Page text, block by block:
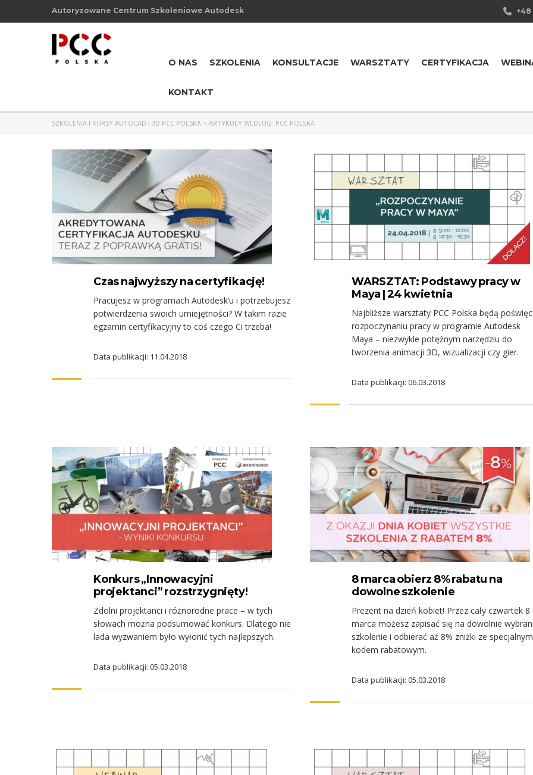
Autoryzowane Centrum Szkoleniowe Autodesk +48
O NAS SZKOLENIA KONSULTACJE WARSZTATY CERTYFIKACJA
KONTAKT
SZKOLENIA I KURSY AUTOCAD I 3D PCC POLSKA > ARTYKUŁY WEDŁUG: PCC POLSKA
Czas najwyższy na certyfikację!
Pracujesz w programach Autodesk’u i potrzebujesz
potwierdzenia swoich umiejętności? W takim razie
egzamin certyfikacyjny to coś czego Ci trzeba!
Data publikacji: 11.04.2018
WARSZTAT: Podstawy pracy w
Maya | 24 kwietnia
Najbliższe warsztaty PCC Polska będą
rozpoczynaniu pracy w programie Autodesk
Maya – niezwykle potężnym narzędziu do
tworzenia animacji 3D, wizualizacji czy gier.
Data publikacji: 06.03.2018
Konkurs „Innowacyjni
projektanci” rozstrzygnięty!
Zdolni projektanci i różnorodne prace – w tych
słowach można podsumować konkurs. Dlatego nie
lada wyzwaniem było wyłonić tych najlepszych.
Data publikacji: 05.03.2018
8 marca obierz 8% rabatu na
dowolne szkolenie
Prezent na dzień kobiet! Przez cały czwartek 8
marca możesz zapisać się na dowolnie
szkolenie i odbierać aż 8% zniżki ze specjalnym
kodem rabatowym.
Data publikacji: 05.03.2018